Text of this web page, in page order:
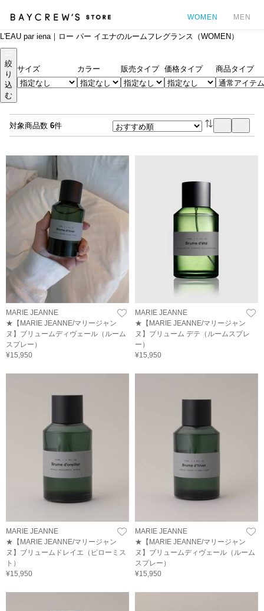
WOMEN MEN
L'EAU par iena｜ロー パー イエナのルームフレグランス（WOMEN）
絞
り
込
む
サイズ カラー 販売タイプ 価格タイプ 商品タイプ
対象商品数 6件
MARIE JEANNE
★【MARIE JEANNE/マリージャン
ヌ】ブリュームディヴェール（ルーム
スプレー）
¥15,950
MARIE JEANNE
★【MARIE JEANNE/マリージャン
ヌ】ブリューム デテ（ルームスプレ
ー）
¥15,950
MARIE JEANNE
★【MARIE JEANNE/マリージャン
ヌ】ブリュームドレイエ（ピローミス
ト）
¥15,950
MARIE JEANNE
★【MARIE JEANNE/マリージャン
ヌ】ブリュームディヴェール（ルーム
スプレー）
¥15,950